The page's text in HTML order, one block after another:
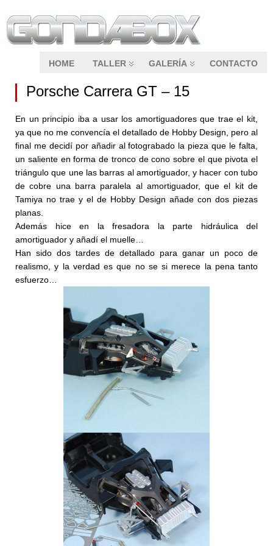
HOME TALLER GALERÍA CONTACTO
Porsche Carrera GT – 15
En un principio iba a usar los amortiguadores que trae el kit,
ya que no me convencía el detallado de Hobby Design, pero al
final me decidí por añadir al fotograbado la pieza que le falta,
un saliente en forma de tronco de cono sobre el que pivota el
triángulo que une las barras al amortiguador, y hacer con tubo
de cobre una barra paralela al amortiguador, que el kit de
Tamiya no trae y el de Hobby Design añade con dos piezas
planas.
Además hice en la fresadora la parte hidráulica del
amortiguador y añadí el muelle…
Han sido dos tardes de detallado para ganar un poco de
realismo, y la verdad es que no se si merece la pena tanto
esfuerzo…